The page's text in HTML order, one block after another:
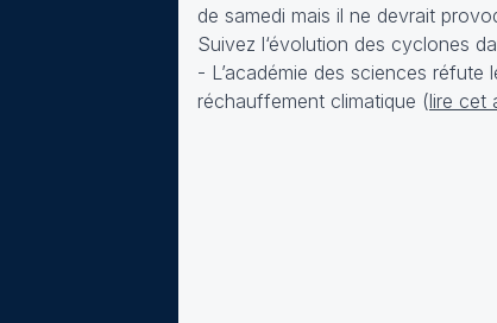
de samedi mais il ne devrait
Suivez l‘évolution des cyclones
- L’académie des sciences réfute
réchauffement climatique (lire cet